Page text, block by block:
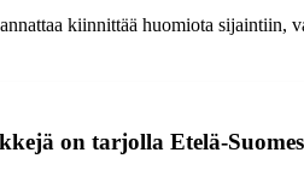
kiinnittää huomiota sijaintiin,
on tarjolla Etelä-